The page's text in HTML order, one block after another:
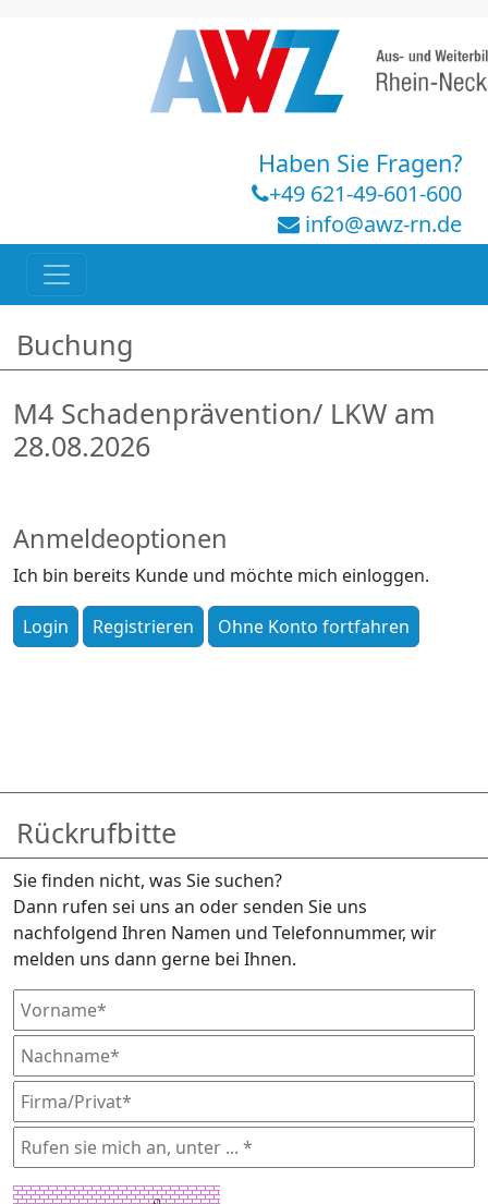
Haben Sie Fragen?
+49 621-49-601-600
info@awz-rn.de
Buchung
M4 Schadenprävention/ LKW am
28.08.2026
Anmeldeoptionen
Ich bin bereits Kunde und möchte mich einloggen.
Rückrufbitte
Sie finden nicht, was Sie suchen?
Dann rufen sei uns an oder senden Sie uns
nachfolgend Ihren Namen und Telefonnummer, wir
melden uns dann gerne bei Ihnen.